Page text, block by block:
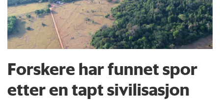
Forskere har funnet spor
etter en tapt sivilisasjon